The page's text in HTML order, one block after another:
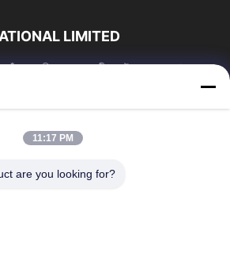
LIMITED
পরিষেবা প্রদানকারী যার উৎপাদন, গবেষণা ও
কাস্টমাইজড প্রক্রিয়াকরণে 30...
পণ্য
মান নিয়ন্ত্রণ
11:17 PM
are you looking for?